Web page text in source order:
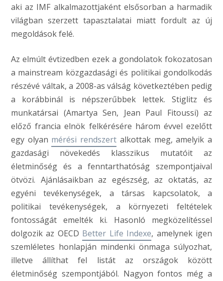
aki az IMF alkalmazottjaként elsősorban a harmadik
világban szerzett tapasztalatai miatt fordult az új
megoldások felé.
Az elmúlt évtizedben ezek a gondolatok fokozatosan
a mainstream közgazdasági és politikai gondolkodás
részévé váltak, a 2008-as válság következtében pedig
a korábbinál is népszerűbbek lettek. Stiglitz és
munkatársai (Amartya Sen, Jean Paul Fitoussi) az
előző francia elnök felkérésére három évvel ezelőtt
egy olyan mérési rendszert alkottak meg, amelyik a
gazdasági növekedés klasszikus mutatóit az
életminőség és a fenntarthatóság szempontjaival
ötvözi. Ajánlásaikban az egészség, az oktatás, az
egyéni tevékenységek, a társas kapcsolatok, a
politikai tevékenységek, a környezeti feltételek
fontosságát emelték ki. Hasonló megközelítéssel
dolgozik az OECD Better Life Indexe, amelynek igen
szemléletes honlapján mindenki önmaga súlyozhat,
illetve állíthat fel listát az országok között
életminőség szempontjából. Nagyon fontos még a